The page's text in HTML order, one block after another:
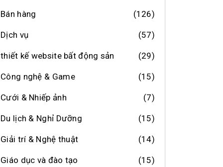
Bán hàng (126)
Dịch vụ (57)
thiết kế website bất động sản (29)
Công nghệ & Game (15)
Cưới & Nhiếp ảnh (7)
Du lịch & Nghỉ Dưỡng (15)
Giải trí & Nghệ thuật (14)
Giáo dục và đào tạo (15)